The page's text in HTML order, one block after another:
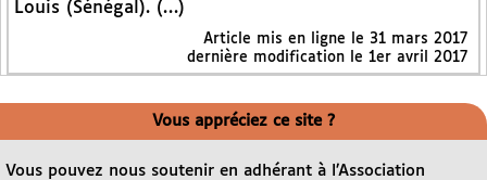
Louis (Sénégal). (…)
Article mis en ligne le 31 mars 2017
dernière modification le 1er avril 2017
Vous appréciez ce site ?
Vous pouvez nous soutenir en adhérant à l’Association